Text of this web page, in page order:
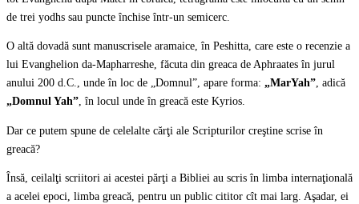
de trei yodhs sau puncte închise într-un semicerc.
O altă dovadă sunt manuscrisele aramaice, în Peshitta, care este o recenzie a
lui Evanghelion da-Mapharreshe, făcuta din greaca de Aphraates în jurul
anului 200 d.C., unde în loc de „Domnul”, apare forma: „MarYah”, adică
„Domnul Yah”, în locul unde în greacă este Kyrios.
Dar ce putem spune de celelalte cărţi ale Scripturilor creştine scrise în
greacă?
Însă, ceilalţi scriitori ai acestei părţi a Bibliei au scris în limba internaţională
a acelei epoci, limba greacă, pentru un public cititor cît mai larg. Aşadar, ei